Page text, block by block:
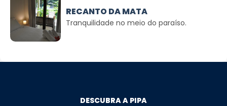
RECANTO DA MATA
Tranquilidade no meio do paraíso.
DESCUBRA A PIPA